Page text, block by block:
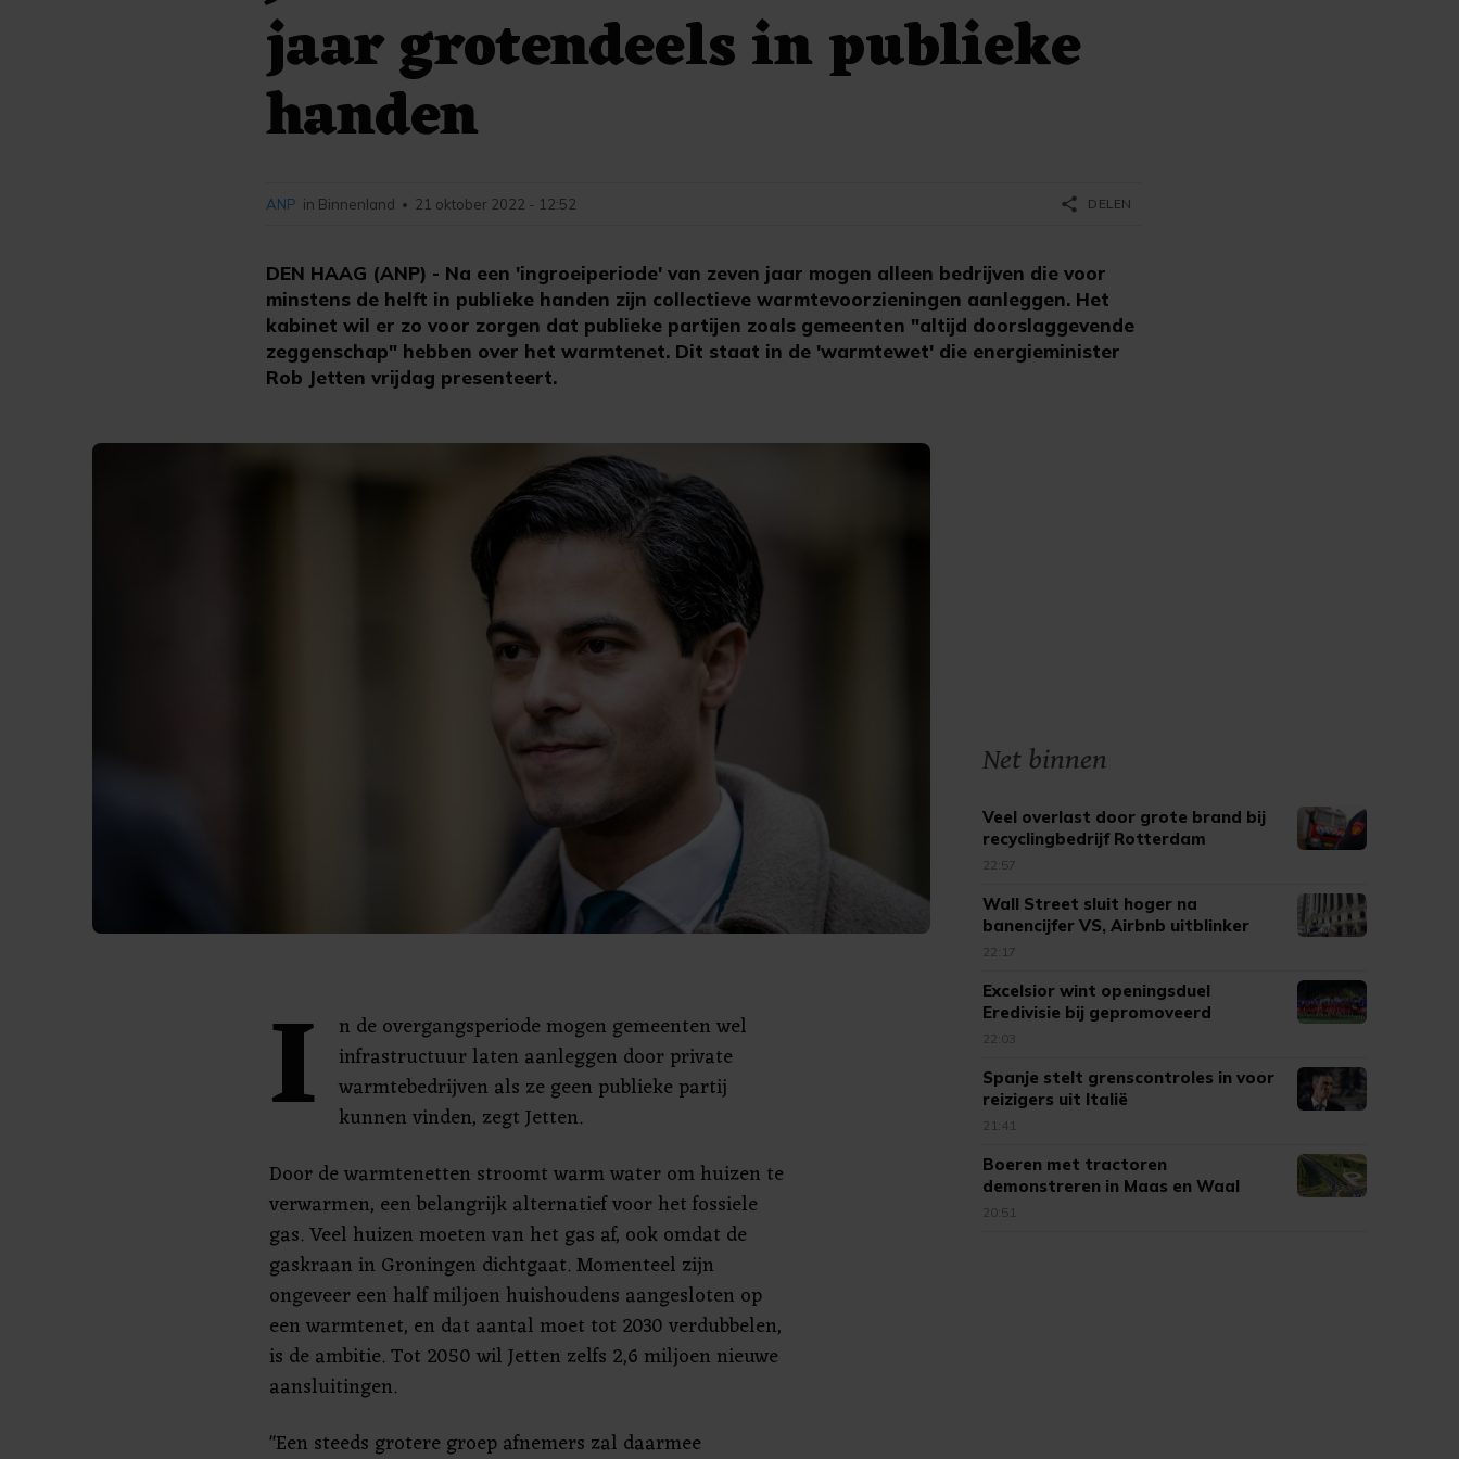
jaar grotendeels in publieke
handen
DEN HAAG (ANP) - Na een 'ingroeiperiode' van zeven jaar mogen alleen bedrijven die voor
minstens de helft in publieke handen zijn collectieve warmtevoorzieningen aanleggen. Het
kabinet wil er zo voor zorgen dat publieke partijen zoals gemeenten "altijd doorslaggevende
zeggenschap" hebben over het warmtenet. Dit staat in de 'warmtewet' die energieminister
Rob Jetten vrijdag presenteert.
ANP in Binnenland • 21 oktober 2022 - 12:52 share DELEN
I
n de overgangsperiode mogen gemeenten wel
infrastructuur laten aanleggen door private
warmtebedrijven als ze geen publieke partij
kunnen vinden, zegt Jetten.
Door de warmtenetten stroomt warm water om huizen te
verwarmen, een belangrijk alternatief voor het fossiele
gas. Veel huizen moeten van het gas af, ook omdat de
gaskraan in Groningen dichtgaat. Momenteel zijn
ongeveer een half miljoen huishoudens aangesloten op
een warmtenet, en dat aantal moet tot 2030 verdubbelen,
is de ambitie. Tot 2050 wil Jetten zelfs 2,6 miljoen nieuwe
aansluitingen.
"Een steeds grotere groep afnemers zal daarmee
Net binnen
Veel overlast door grote brand bij
recyclingbedrijf Rotterdam
22:57
Wall Street sluit hoger na
banencijfer VS, Airbnb uitblinker
22:17
Excelsior wint openingsduel
Eredivisie bij gepromoveerd
Cambuur
22:03
Spanje stelt grenscontroles in voor
reizigers uit Italië
21:41
Boeren met tractoren
demonstreren in Maas en Waal
20:51